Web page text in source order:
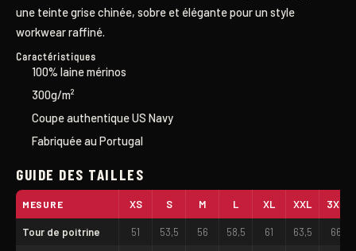
une teinte grise chinée, sobre et élégante pour un style
workwear raffiné.
Caractéristiques
100% laine mérinos
300g/m²
Coupe authentique US Navy
Fabriquée au Portugal
GUIDE DES TAILLES
MESURE XS S M L XL XXL 3XL
Tour de poitrine 51 53,5 56 58,5 61 63,5 66